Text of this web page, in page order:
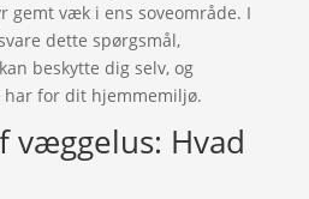
gemt væk i ens soveområde. I
dette spørgsmål,
beskytte dig selv, og
for dit hjemmemiljø.
væggelus: Hvad